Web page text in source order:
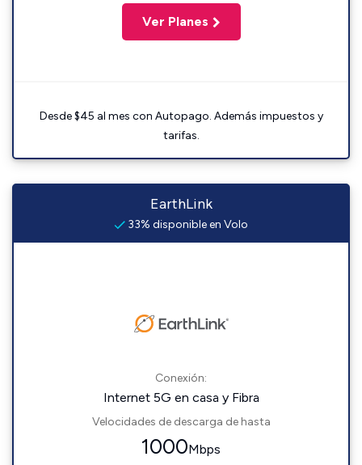
Ver Planes
Desde $45 al mes con Autopago. Además impuestos y
tarifas.
EarthLink
33% disponible en Volo
Conexión:
Internet 5G en casa y Fibra
Velocidades de descarga de hasta
1000Mbps